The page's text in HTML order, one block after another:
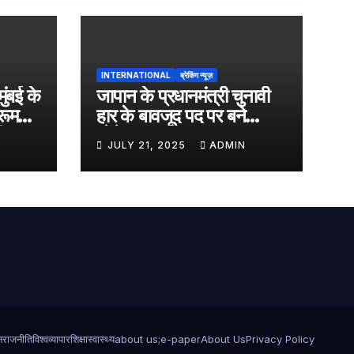
के
INTERNATIONAL ब्रेकिंग न्यूज़
जापान के प्रधानमंत्री चुनावी
हार के बावजूद पद पर बने
रहेंगे…..
JULY 21, 2025 ADMIN
राजनीतिविश्वव्यापारशिक्षास्वास्थ्यabout us;e-paperAbout UsPrivacy Policy